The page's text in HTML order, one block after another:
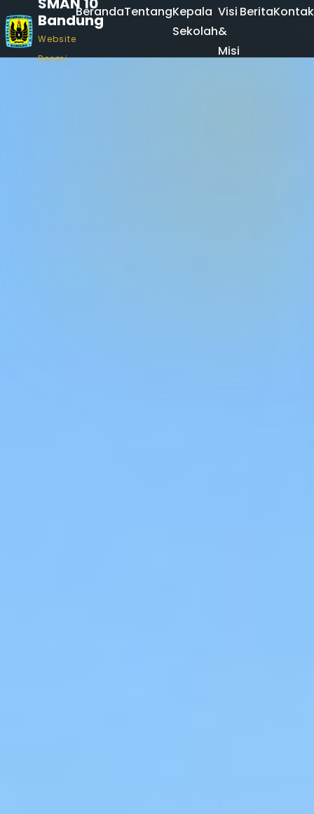
Bandung
Website
Resmi
BerandaTentangKepala
Sekolah
Visi
&
Misi
BeritaKontak